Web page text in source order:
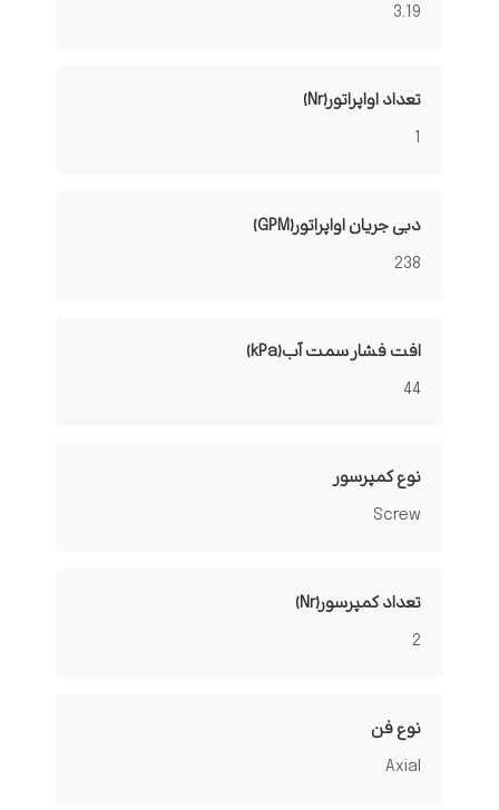
3.19
تعداد اواپراتور(Nr)
1
دبی جریان اواپراتور(GPM)
238
افت فشار سمت آب(kPa)
44
نوع کمپرسور
Screw
تعداد کمپرسور(Nr)
2
نوع فن
Axial